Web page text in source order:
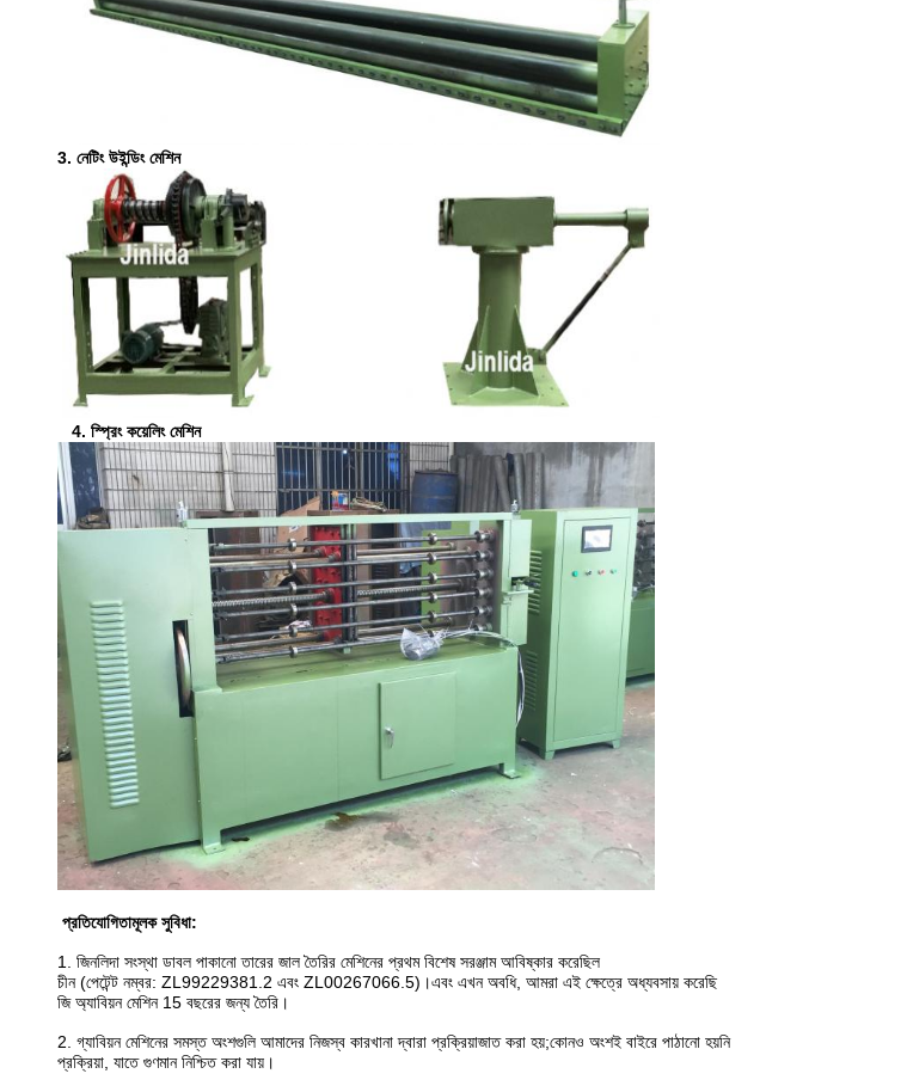
3. নেটিং উইন্ডিং মেশিন
4. স্প্রিং কয়েলিং মেশিন
প্রতিযোগিতামূলক সুবিধা:
1. জিনলিদা সংস্থা ডাবল পাকানো তারের জাল তৈরির মেশিনের প্রথম বিশেষ সরঞ্জাম আবিষ্কার করেছিল
চীন (পেটেন্ট নম্বর: ZL99229381.2 এবং ZL00267066.5)।এবং এখন অবধি, আমরা এই ক্ষেত্রে অধ্যবসায় করেছি
জি অ্যাবিয়ন মেশিন 15 বছরের জন্য তৈরি।
2. গ্যাবিয়ন মেশিনের সমস্ত অংশগুলি আমাদের নিজস্ব কারখানা দ্বারা প্রক্রিয়াজাত করা হয়;কোনও অংশই বাইরে পাঠানো হয়নি
প্রক্রিয়া, যাতে গুণমান নিশ্চিত করা যায়।